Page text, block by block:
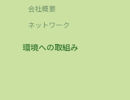
会社概要
ネットワーク
環境への取組み